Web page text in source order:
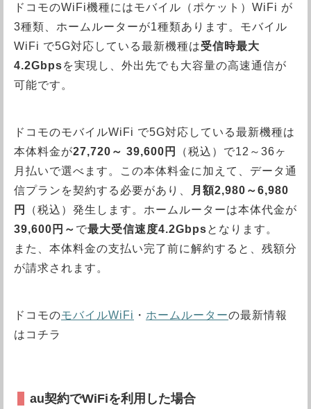
ドコモのWiFi機種にはモバイル（ポケット）WiFi が
3種類、ホームルーターが1種類あります。モバイル
WiFi で5G対応している最新機種は受信時最大
4.2Gbpsを実現し、外出先でも大容量の高速通信が
可能です。
ドコモのモバイルWiFi で5G対応している最新機種は
本体料金が27,720～ 39,600円
（税込）で12～36ヶ
月払いで選べます。この本体料金に加えて、データ通
信プランを契約する必要があり、
月額2,980～6,980
円
（税込）発生します。ホームルーターは本体代金が
39,600円～ で最大受信速度4.2Gbpsとなります。
また、本体料金の支払い完了前に解約すると、残額分
が請求されます。
ドコモのモバイルWiFi ・ ホームルーターの最新情報
はコチラ
au契約でWiFiを利用した場合